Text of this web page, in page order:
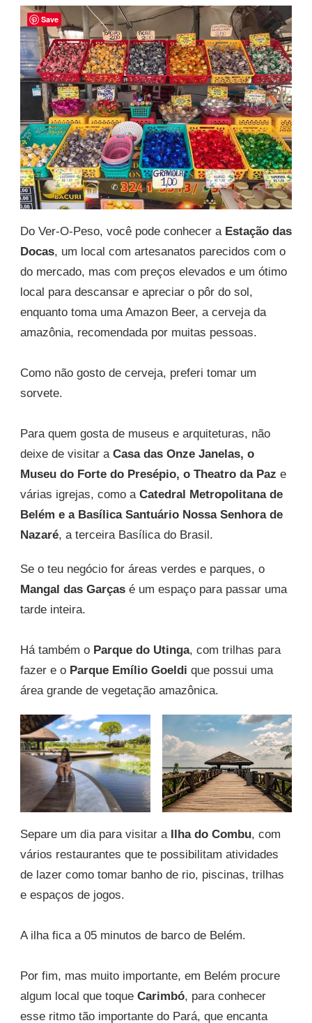
Do Ver-O-Peso, você pode conhecer a Estação das
Docas, um local com artesanatos parecidos com o
do mercado, mas com preços elevados e um ótimo
local para descansar e apreciar o pôr do sol,
enquanto toma uma Amazon Beer, a cerveja da
amazônia, recomendada por muitas pessoas.
Como não gosto de cerveja, preferi tomar um
sorvete.
Para quem gosta de museus e arquiteturas, não
deixe de visitar a Casa das Onze Janelas, o
Museu do Forte do Presépio, o Theatro da Paz e
várias igrejas, como a Catedral Metropolitana de
Belém e a Basílica Santuário Nossa Senhora de
Nazaré, a terceira Basílica do Brasil.
Se o teu negócio for áreas verdes e parques, o
Mangal das Garças é um espaço para passar uma
tarde inteira.
Há também o Parque do Utinga, com trilhas para
fazer e o Parque Emílio Goeldi que possui uma
área grande de vegetação amazônica.
Separe um dia para visitar a Ilha do Combu, com
vários restaurantes que te possibilitam atividades
de lazer como tomar banho de rio, piscinas, trilhas
e espaços de jogos.
A ilha fica a 05 minutos de barco de Belém.
Por fim, mas muito importante, em Belém procure
algum local que toque Carimbó, para conhecer
esse ritmo tão importante do Pará, que encanta
Save